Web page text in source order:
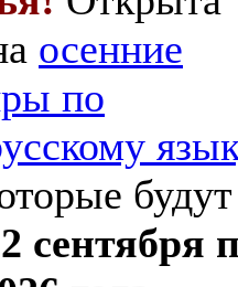
осенние
по
будут
сентября